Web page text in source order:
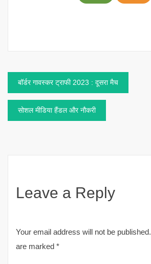
Post
navigation
बॉर्डर गावस्कर ट्राफी 2023 : दूसरा मैच
सोशल मीडिया हैंडल और नौकरी
Leave a Reply
Your email address will not be published.
are marked *